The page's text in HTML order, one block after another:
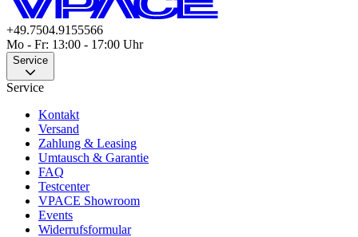
+49.7504.9155566
Mo - Fr: 13:00 - 17:00 Uhr
Service
Service
Kontakt
Versand
Zahlung & Leasing
Umtausch & Garantie
FAQ
Testcenter
VPACE Showroom
Events
Widerrufsformular